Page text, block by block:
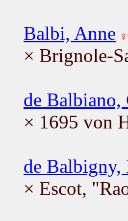
Balbi, Anne
× Brignole-
de Balbiano,
× 1695 von
de Balbigny,
× Escot,